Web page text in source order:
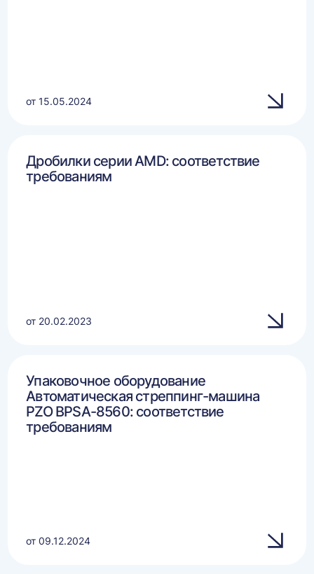
от 15.05.2024
Дробилки серии AMD: соответствие
требованиям
от 20.02.2023
Упаковочное оборудование
Автоматическая стреппинг-машина
PZO BPSA-8560: соответствие
требованиям
от 09.12.2024